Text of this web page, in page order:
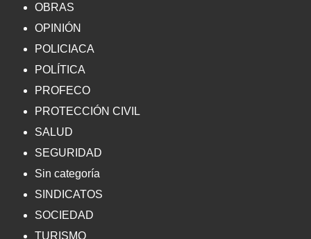
OBRAS
OPINIÓN
POLICIACA
POLÍTICA
PROFECO
PROTECCIÓN CIVIL
SALUD
SEGURIDAD
Sin categoría
SINDICATOS
SOCIEDAD
TURISMO